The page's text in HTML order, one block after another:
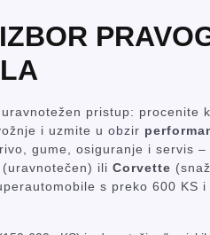
pristup: procenite
i uzmite u obzir
gume, osiguranje i servis
(uravnotečen) ili Corvette
s preko 600 KS